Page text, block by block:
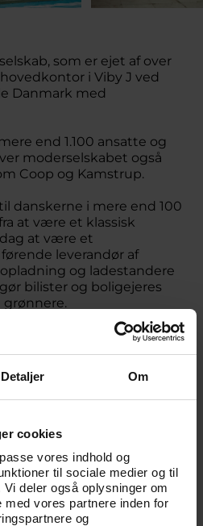
Detaljer Om
cookies
vores indhold og
til sociale medier og til
deler også oplysninger om
vores partnere inden for
og
som er ejet af over
i Viby J ved
Danmark med
end 1.100 ansatte og
moderselskabet også
Coop og Kamstrup.
danskerne i mere end 100
at være et klassisk
at være et
leverandør af
og ladestandere
bilister og boligejeres
grønnere.
NYHEDER